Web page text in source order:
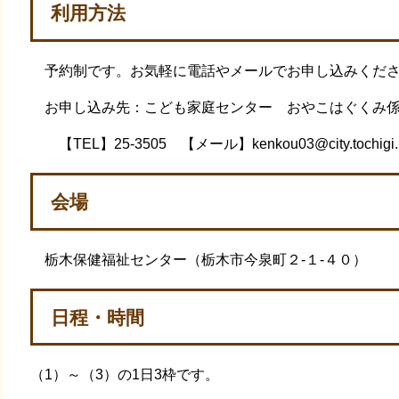
利用方法
予約制です。お気軽に電話やメールでお申し込みくださ
お申し込み先：こども家庭センター おやこはぐくみ
【TEL】25-3505 【メール】
会場
栃木保健福祉センター（栃木市今泉町２-１-４０）
日程・時間
（1）～（3）の1日3枠です。